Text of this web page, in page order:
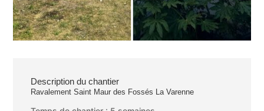
Description du chantier
Ravalement Saint Maur des Fossés La Varenne